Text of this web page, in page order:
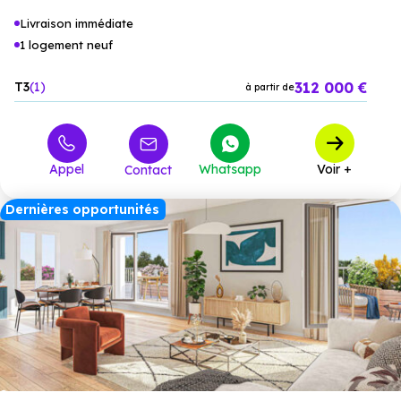
Livraison immédiate
1 logement neuf
T3 1 à partir de312 000 €
Appel Contact Whatsapp Voir +
Dernières opportunités